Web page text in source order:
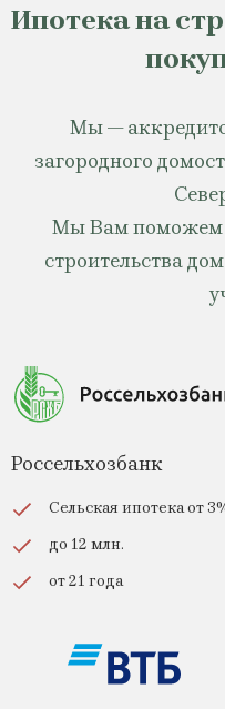
Ипотека на
Мы —
загородного
Мы Вам поможем
строительства
Россельхозбанк
Сельская ипотека от
до 12 млн.
от 21 года